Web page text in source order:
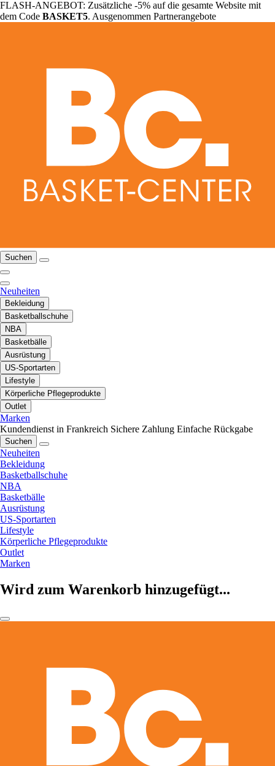
FLASH-ANGEBOT: Zusätzliche -5% auf die gesamte Website mit
dem Code BASKET5. Ausgenommen Partnerangebote
Suchen
Neuheiten
Bekleidung
Basketballschuhe
NBA
Basketbälle
Ausrüstung
US-Sportarten
Lifestyle
Körperliche Pflegeprodukte
Outlet
Marken
Kundendienst in Frankreich Sichere Zahlung Einfache Rückgabe
Suchen
Neuheiten
Bekleidung
Basketballschuhe
NBA
Basketbälle
Ausrüstung
US-Sportarten
Lifestyle
Körperliche Pflegeprodukte
Outlet
Marken
Wird zum Warenkorb hinzugefügt...